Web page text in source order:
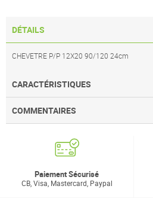
DÉTAILS
CHEVETRE P/P 12X20 90/120 24cm
CARACTÉRISTIQUES
COMMENTAIRES
Paiement Sécurisé
CB, Visa, Mastercard, Paypal